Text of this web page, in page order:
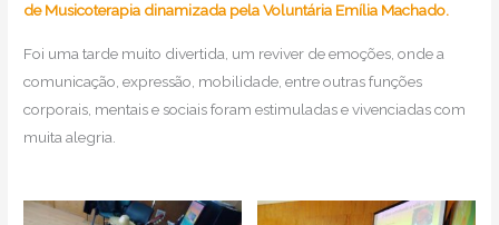
de Musicoterapia dinamizada pela Voluntária Emília Machado.
Foi uma tarde muito divertida, um reviver de emoções, onde a
comunicação, expressão, mobilidade, entre outras funções
corporais, mentais e sociais foram estimuladas e vivenciadas com
muita alegria.